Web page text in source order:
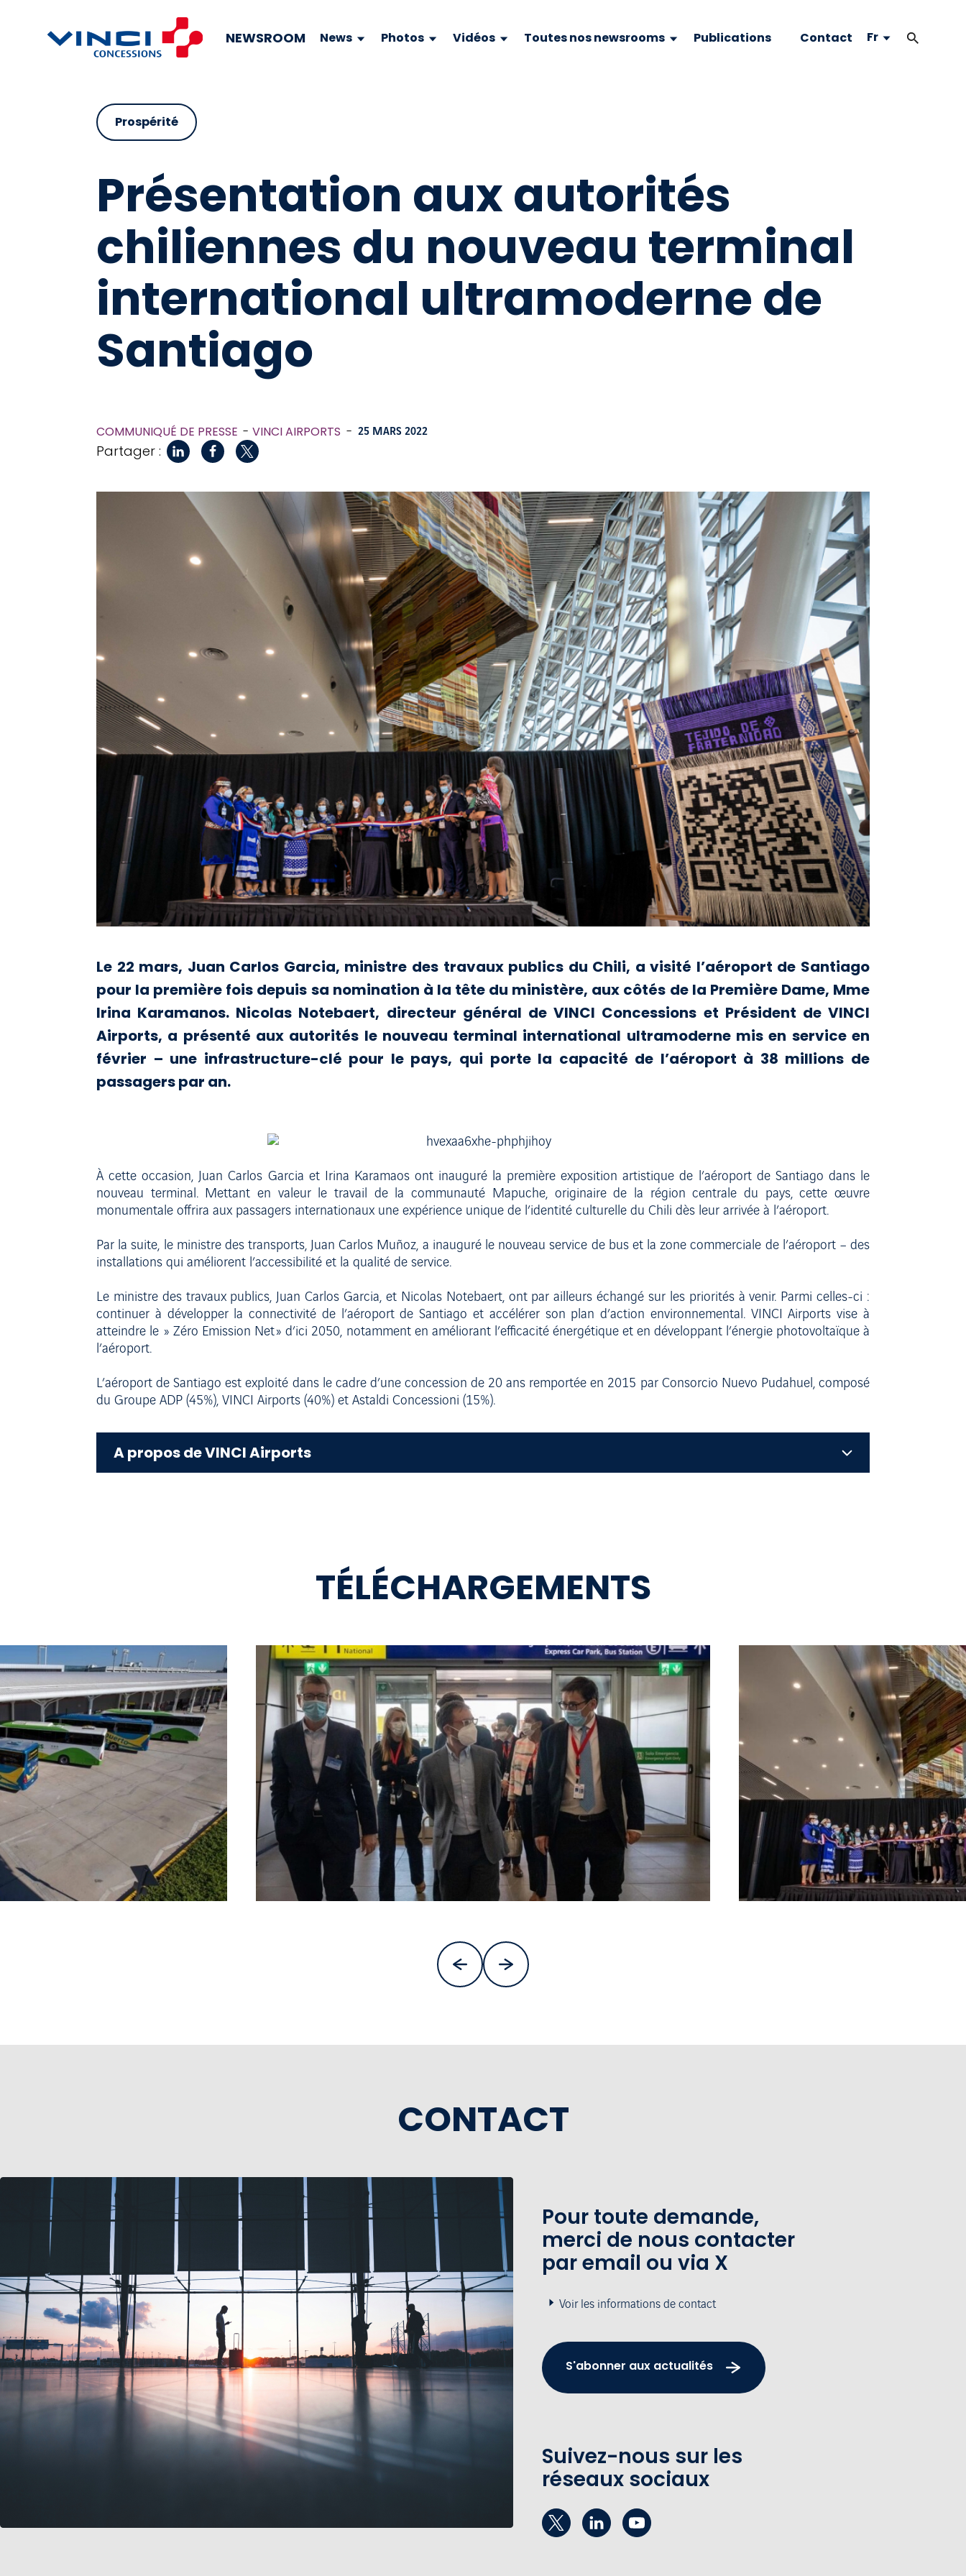
NEWSROOM News Photos Vidéos Toutes nos newsrooms Publications Contact Fr
Prospérité
Présentation aux autorités
chiliennes du nouveau terminal
international ultramoderne de
Santiago
COMMUNIQUÉ DE PRESSE VINCI AIRPORTS - 25 MARS 2022
Partager :
Le 22 mars, Juan Carlos Garcia, ministre des travaux publics du Chili, a visité l’aéroport de Santiago
pour la première fois depuis sa nomination à la tête du ministère, aux côtés de la Première Dame, Mme
Irina Karamanos. Nicolas Notebaert, directeur général de VINCI Concessions et Président de VINCI
Airports, a présenté aux autorités le nouveau terminal international ultramoderne mis en service en
février – une infrastructure-clé pour le pays, qui porte la capacité de l’aéroport à 38 millions de
passagers par an.
À cette occasion, Juan Carlos Garcia et Irina Karamaos ont inauguré la première exposition artistique de l’aéroport de Santiago dans le
nouveau terminal. Mettant en valeur le travail de la communauté Mapuche, originaire de la région centrale du pays, cette œuvre
monumentale offrira aux passagers internationaux une expérience unique de l’identité culturelle du Chili dès leur arrivée à l’aéroport.
Par la suite, le ministre des transports, Juan Carlos Muñoz, a inauguré le nouveau service de bus et la zone commerciale de l’aéroport – des
installations qui améliorent l’accessibilité et la qualité de service.
Le ministre des travaux publics, Juan Carlos Garcia, et Nicolas Notebaert, ont par ailleurs échangé sur les priorités à venir. Parmi celles-ci :
continuer à développer la connectivité de l’aéroport de Santiago et accélérer son plan d’action environnemental. VINCI Airports vise à
atteindre le » Zéro Emission Net » d’ici 2050, notamment en améliorant l’efficacité énergétique et en développant l’énergie photovoltaïque à
l’aéroport.
L’aéroport de Santiago est exploité dans le cadre d’une concession de 20 ans remportée en 2015 par Consorcio Nuevo Pudahuel, composé
du Groupe ADP (45%), VINCI Airports (40%) et Astaldi Concessioni (15%).
A propos de VINCI Airports
TÉLÉCHARGEMENTS
CONTACT
Pour toute demande,
merci de nous contacter
par email ou via X
Voir les informations de contact
S'abonner aux actualités
Suivez-nous sur les
réseaux sociaux